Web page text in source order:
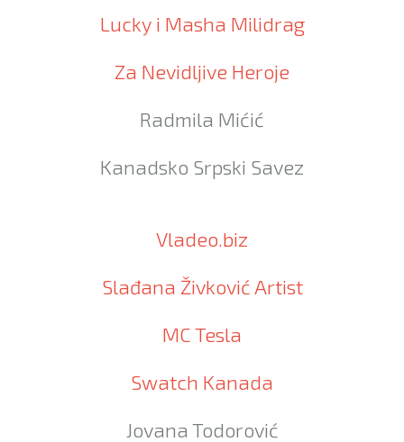
Lucky i Masha Milidrag
Za Nevidljive Heroje
Radmila Mićić
Kanadsko Srpski Savez
Vladeo.biz
Slađana Živković Artist
MC Tesla
Swatch Kanada
Jovana Todorović